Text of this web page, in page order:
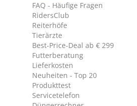
FAQ - Häufige Fragen
RidersClub
Reiterhöfe
Tierärzte
Best-Price-Deal ab € 299
Futterberatung
Lieferkosten
Neuheiten - Top 20
Produkttest
Servicetelefon